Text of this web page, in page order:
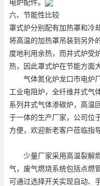
电炉配件。
六、节能性比较
罩式炉分别配有加热罩和冷
将高温的加热罩吊装到另外
度地利用余热，而井式炉受
热，因此罩式炉在节能方面
气体氮化炉龙口市电炉
工业电阻炉，全纤维井式气
系列井式气体渗碳炉，高温
于一体的生产厂家，公司位
方便，欢迎新老客户莅临指导
少量厂家采用高温裂解
气，废气燃烧系统包括点燃
可通过选择开关实现自动、